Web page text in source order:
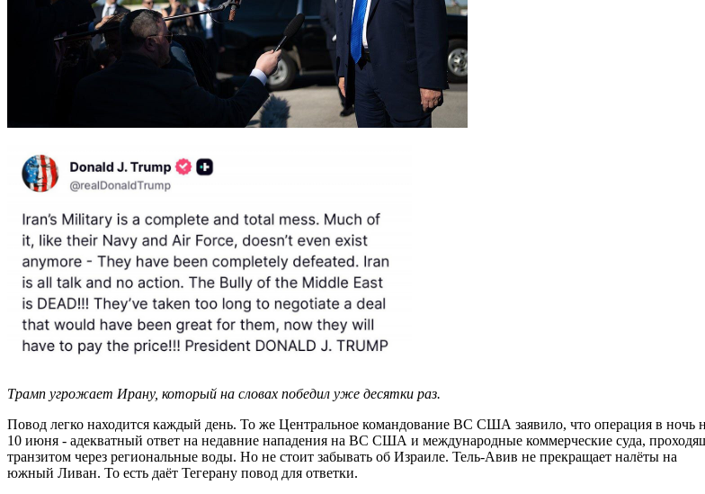
Трамп угрожает Ирану, который на словах победил уже десятки раз.
Повод легко находится каждый день. То же Центральное командование ВС США заявило, что операция в ночь
10 июня - адекватный ответ на недавние нападения на ВС США и международные коммерческие суда,
транзитом через региональные воды. Но не стоит забывать об Израиле. Тель-Авив не прекращает налёты на
южный Ливан. То есть даёт Тегерану повод для ответки.